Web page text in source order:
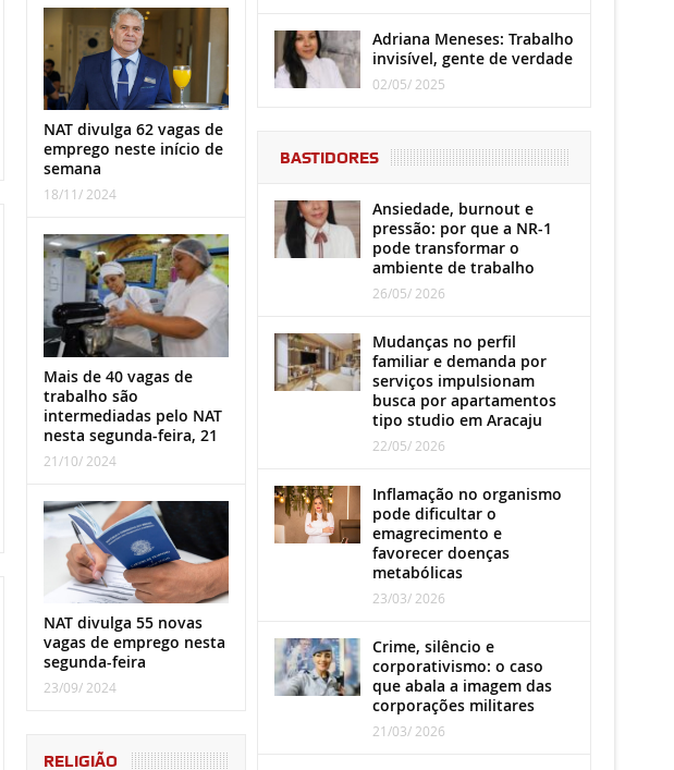
NAT divulga 62 vagas de
emprego neste início de
semana
18/11/ 2024
Mais de 40 vagas de
trabalho são
intermediadas pelo NAT
nesta segunda-feira, 21
21/10/ 2024
NAT divulga 55 novas
vagas de emprego nesta
segunda-feira
23/09/ 2024
RELIGIÃO
Adriana Meneses: Trabalho
invisível, gente de verdade
02/05/ 2025
BASTIDORES
Ansiedade, burnout e
pressão: por que a NR-1
pode transformar o
ambiente de trabalho
26/05/ 2026
Mudanças no perfil
familiar e demanda por
serviços impulsionam
busca por apartamentos
tipo studio em Aracaju
22/05/ 2026
Inflamação no organismo
pode dificultar o
emagrecimento e
favorecer doenças
metabólicas
23/03/ 2026
Crime, silêncio e
corporativismo: o caso
que abala a imagem das
corporações militares
21/03/ 2026